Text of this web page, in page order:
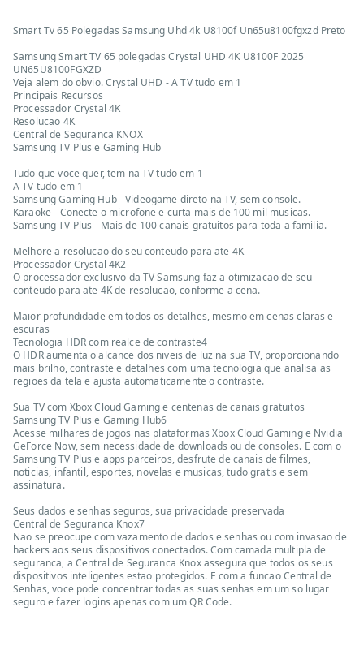
Smart Tv 65 Polegadas Samsung Uhd 4k U8100f Un65u8100fgxzd Preto
Samsung Smart TV 65 polegadas Crystal UHD 4K U8100F 2025
UN65U8100FGXZD
Veja alem do obvio. Crystal UHD - A TV tudo em 1
Principais Recursos
Processador Crystal 4K
Resolucao 4K
Central de Seguranca KNOX
Samsung TV Plus e Gaming Hub
Tudo que voce quer, tem na TV tudo em 1
A TV tudo em 1
Samsung Gaming Hub - Videogame direto na TV, sem console.
Karaoke - Conecte o microfone e curta mais de 100 mil musicas.
Samsung TV Plus - Mais de 100 canais gratuitos para toda a familia.
Melhore a resolucao do seu conteudo para ate 4K
Processador Crystal 4K2
O processador exclusivo da TV Samsung faz a otimizacao de seu
conteudo para ate 4K de resolucao, conforme a cena.
Maior profundidade em todos os detalhes, mesmo em cenas claras e
escuras
Tecnologia HDR com realce de contraste4
O HDR aumenta o alcance dos niveis de luz na sua TV, proporcionando
mais brilho, contraste e detalhes com uma tecnologia que analisa as
regioes da tela e ajusta automaticamente o contraste.
Sua TV com Xbox Cloud Gaming e centenas de canais gratuitos
Samsung TV Plus e Gaming Hub6
Acesse milhares de jogos nas plataformas Xbox Cloud Gaming e Nvidia
GeForce Now, sem necessidade de downloads ou de consoles. E com o
Samsung TV Plus e apps parceiros, desfrute de canais de filmes,
noticias, infantil, esportes, novelas e musicas, tudo gratis e sem
assinatura.
Seus dados e senhas seguros, sua privacidade preservada
Central de Seguranca Knox7
Nao se preocupe com vazamento de dados e senhas ou com invasao de
hackers aos seus dispositivos conectados. Com camada multipla de
seguranca, a Central de Seguranca Knox assegura que todos os seus
dispositivos inteligentes estao protegidos. E com a funcao Central de
Senhas, voce pode concentrar todas as suas senhas em um so lugar
seguro e fazer logins apenas com um QR Code.